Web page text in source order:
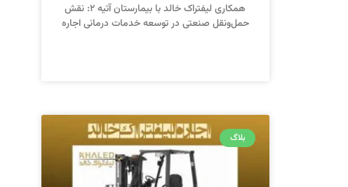
همکاری لیفتراک خالد با بیمارستان آتیه ۲: نقش
حمل‌ونقل صنعتی در توسعه خدمات درمانی اجاره
بلاگ